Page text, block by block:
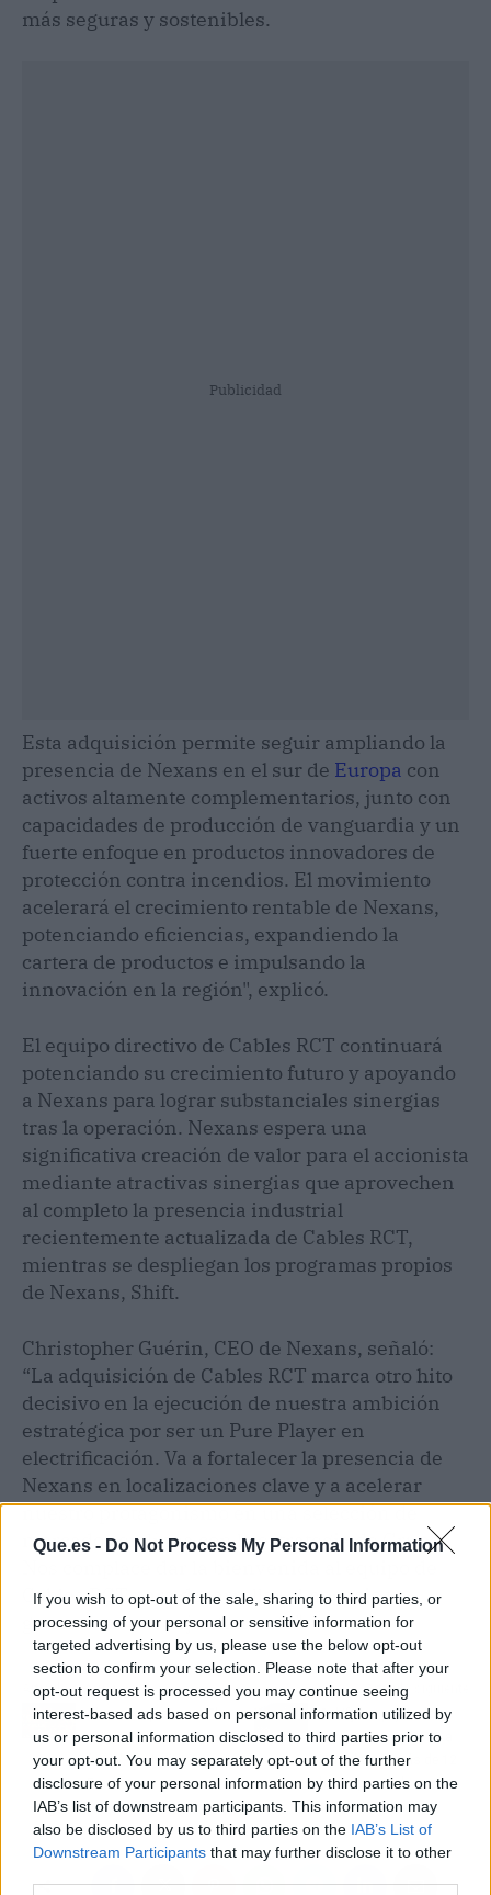
Que.es - Do Not Process My Personal Information
If you wish to opt-out of the sale, sharing to third parties, or
processing of your personal or sensitive information for
targeted advertising by us, please use the below opt-out
section to confirm your selection. Please note that after your
opt-out request is processed you may continue seeing
interest-based ads based on personal information utilized by
us or personal information disclosed to third parties prior to
your opt-out. You may separately opt-out of the further
disclosure of your personal information by third parties on the
IAB’s list of downstream participants. This information may
also be disclosed by us to third parties on the IAB’s List of
Downstream Participants that may further disclose it to other
más seguras y sostenibles.
Publicidad
Esta adquisición permite seguir ampliando la
presencia de Nexans en el sur de Europa con
activos altamente complementarios, junto con
capacidades de producción de vanguardia y un
fuerte enfoque en productos innovadores de
protección contra incendios. El movimiento
acelerará el crecimiento rentable de Nexans,
potenciando eficiencias, expandiendo la
cartera de productos e impulsando la
innovación en la región", explicó.
El equipo directivo de Cables RCT continuará
potenciando su crecimiento futuro y apoyando
a Nexans para lograr substanciales sinergias
tras la operación. Nexans espera una
significativa creación de valor para el accionista
mediante atractivas sinergias que aprovechen
al completo la presencia industrial
recientemente actualizada de Cables RCT,
mientras se despliegan los programas propios
de Nexans, Shift.
Christopher Guérin, CEO de Nexans, señaló:
“La adquisición de Cables RCT marca otro hito
decisivo en la ejecución de nuestra ambición
estratégica por ser un Pure Player en
electrificación. Va a fortalecer la presencia de
Nexans en localizaciones clave y a acelerar
nuestro protagonismo en una selección de
mercados en línea con la estrategia de Grupo.
Cables RCT para desarrollar el negocio y
generar valor conjuntamente".
Artículo anterior
Almuzara presenta 'El
enigma que brotó del
fuego', de Jerónimo
Farré
Artículo siguiente
Cabify 'empuja' a los
conductores de VTC a
jornadas de más de 12
horas para cobrar
suplementos